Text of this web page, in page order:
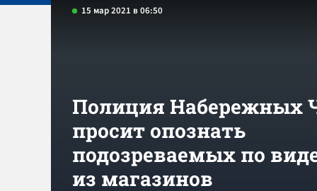
15 мар 2021 в 06:50
Полиция Набережных
просит опознать
подозреваемых по
из магазинов